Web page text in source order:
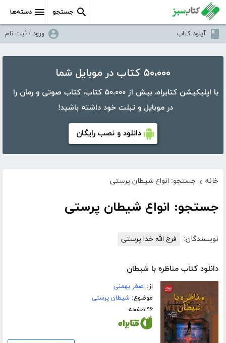
دسته‌ها جستجو
آپلود کتاب ورود / ثبت نام
۵۰،۰۰۰ کتاب در موبایل شما
با اپلیکیشن کتابراه، بیش از ۵۰،۰۰۰ کتاب، کتاب صوتی و رمان را
در موبایل و تبلت خود داشته باشید!
دانلود و نصب رایگان
خانه › جستجو: انواع شیطان پرستی
جستجو: انواع شیطان پرستی
نویسندگان: فرج الله خدا پرستی
دانلود کتاب مناظره با شیطان
از: اصغر بهمنی
موضوع:شیطان پرستی
۹۶ صفحه